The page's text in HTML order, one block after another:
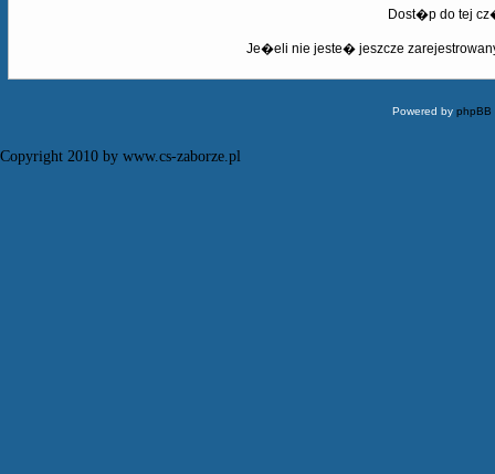
Dost�p do tej
Je�eli nie jeste� jeszcze
Powered byphpBB
Copyright 2010 by www.cs-zaborze.pl